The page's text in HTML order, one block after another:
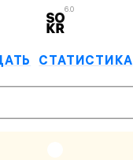
6.0
СТАТИСТИКА